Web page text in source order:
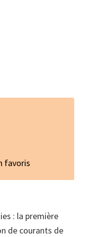
favoris
: la première
de courants de